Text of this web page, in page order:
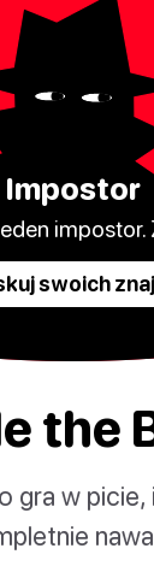
Impostor
impostor.
swoich
the
gra w picie,